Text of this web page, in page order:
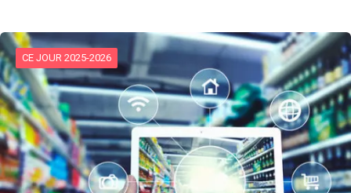
CE JOUR 2025-2026